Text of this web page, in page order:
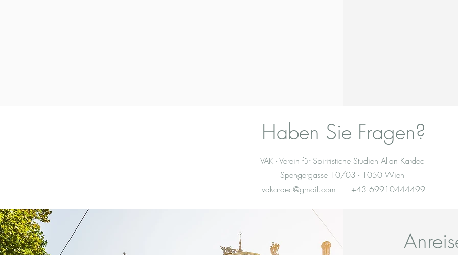
Haben Sie Fragen?
VAK - Verein für Spiritistiche Studien Allan Kardec
Spengergasse 10/03 - 1050 Wien
vakardec@gmail.com +43 69910444499